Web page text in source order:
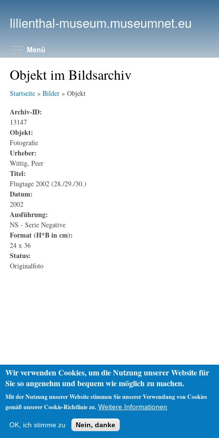
lilienthal-museum.museumnet.eu
Menü
Objekt im Bildsarchiv
Startseite » Bilder » Objekt
Archiv-ID:
13147
Objekt:
Fotografie
Urheber:
Wittig, Peer
Titel:
Flugtage 2002 (28./29./30.)
Datum:
2002
Ausführung:
NS - Serie Negative
Format (H*B in cm):
24 x 36
Status:
Originalfoto
Impressum
Wir verwenden Cookies, um die Nutzung unserer Website für
Sie so angenehm und bequem wie möglich zu machen.
Mit der Nutzung unserer Website stimmen Sie unserer Verwendung von Cookies
gemäß unserer Cookie-Richtlinie zu. Weitere Informationen
OK, ich stimme zu Nein, danke